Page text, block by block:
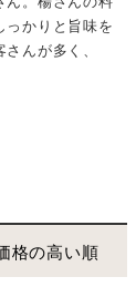
かりと旨味を
んが多く、
格の高い順